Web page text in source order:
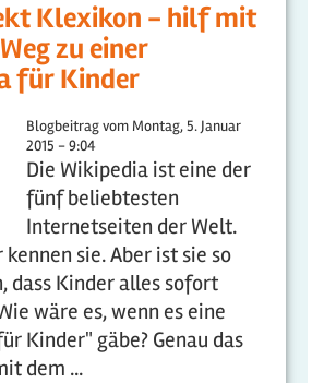
Klexikon - hilf mit
zu einer
für Kinder
Blogbeitrag vom Montag, 5. Januar
2015 - 9:04
Die Wikipedia ist eine der
fünf beliebtesten
Internetseiten der Welt.
sie. Aber ist sie so
dass Kinder alles sofort
wäre es, wenn es eine
Kinder" gäbe? Genau das
dem ...